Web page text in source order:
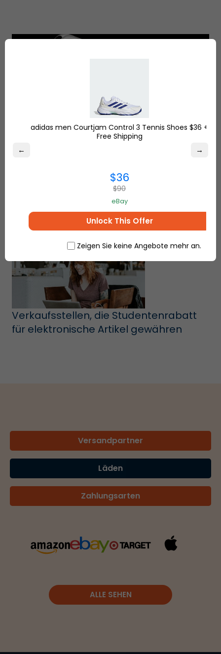
Am meisten erwartete Telefon Release:
iPhone XS, iPhone XS Max und iPhone XR
Verkaufsstellen, die Studentenrabatt
für elektronische Artikel gewähren
Versandpartner
Läden
Zahlungsarten
ALLE SEHEN
← →
adidas men Courtjam Control 3 Tennis Shoes $36 +
Free Shipping
$36
$90
eBay
Unlock This Offer
Zeigen Sie keine Angebote mehr an.